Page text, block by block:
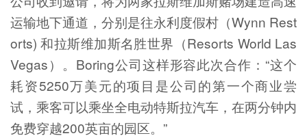
运输地下通道，分别是往永利度假村（Wynn Rest
orts) 和拉斯维加斯名胜世界（Resorts World Las
Vegas）。Boring公司这样形容此次合作：“这个
耗资5250万美元的项目是公司的第一个商业尝
试，乘客可以乘坐全电动特斯拉汽车，在两分钟内
免费穿越200英亩的园区。”